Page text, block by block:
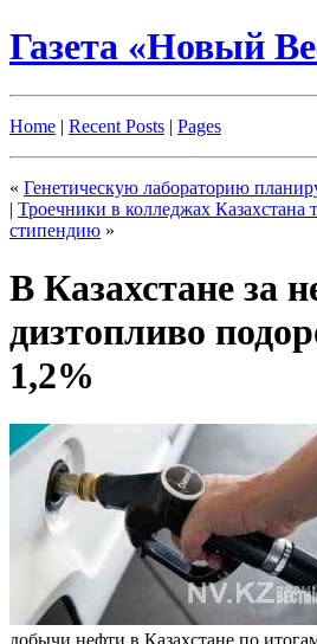
Газета «Новый
Home | Recent Posts | Pages
« Генетическую лабораторию
| Троечники в колледжах Казахстана
стипендию »
В Казахстане за
дизтопливо
1,2%
добычи нефти в Казахстане по